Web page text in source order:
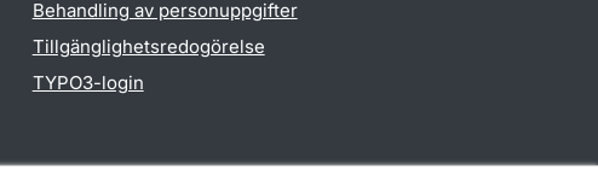
Behandling av personuppgifter
Tillgänglighetsredogörelse
TYPO3-login